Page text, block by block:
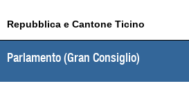
Repubblica e Cantone Ticino
Parlamento (Gran Consiglio)